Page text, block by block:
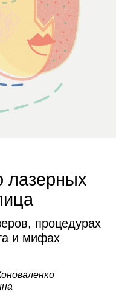
лазерных
процедурах
и мифах